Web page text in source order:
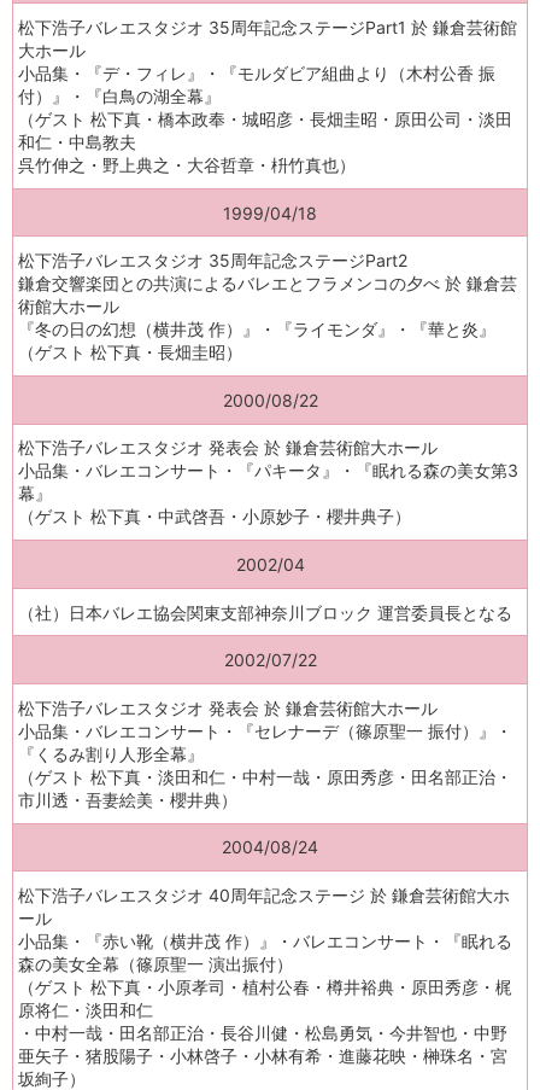
松下浩子バレエスタジオ 35周年記念ステージPart1 於 鎌倉芸術館
大ホール
小品集・『デ・フィレ』・『モルダビア組曲より（木村公香 振
付）』・『白鳥の湖全幕』
（ゲスト 松下真・橋本政奉・城昭彦・長畑圭昭・原田公司・淡田
和仁・中島教夫
呉竹伸之・野上典之・大谷哲章・枡竹真也）
1999/04/18
松下浩子バレエスタジオ 35周年記念ステージPart2
鎌倉交響楽団との共演によるバレエとフラメンコの夕べ 於 鎌倉芸
術館大ホール
『冬の日の幻想（横井茂 作）』・『ライモンダ』・『華と炎』
（ゲスト 松下真・長畑圭昭）
2000/08/22
松下浩子バレエスタジオ 発表会 於 鎌倉芸術館大ホール
小品集・バレエコンサート・『パキータ』・『眠れる森の美女第3
幕』
（ゲスト 松下真・中武啓吾・小原妙子・櫻井典子）
2002/04
（社）日本バレエ協会関東支部神奈川ブロック 運営委員長となる
2002/07/22
松下浩子バレエスタジオ 発表会 於 鎌倉芸術館大ホール
小品集・バレエコンサート・『セレナーデ（篠原聖一 振付）』・
『くるみ割り人形全幕』
（ゲスト 松下真・淡田和仁・中村一哉・原田秀彦・田名部正治・
市川透・吾妻絵美・櫻井典）
2004/08/24
松下浩子バレエスタジオ 40周年記念ステージ 於 鎌倉芸術館大ホ
ール
小品集・『赤い靴（横井茂 作）』・バレエコンサート・『眠れる
森の美女全幕（篠原聖一 演出振付）
（ゲスト 松下真・小原孝司・植村公春・樽井裕典・原田秀彦・梶
原将仁・淡田和仁
・中村一哉・田名部正治・長谷川健・松島勇気・今井智也・中野
亜矢子・猪股陽子・小林啓子・小林有希・進藤花映・榊珠名・宮
坂絢子）